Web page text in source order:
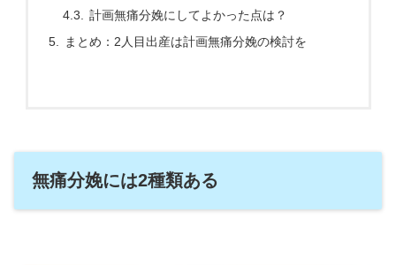
計画無痛分娩にしてよかった点は？
まとめ：2人目出産は計画無痛分娩の検討を
無痛分娩には2種類ある